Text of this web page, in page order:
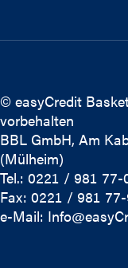
© easyCredit
vorbehalten
BBL GmbH, Am
(Mülheim)
Tel.: 0221 / 981 77-
Fax: 0221 / 981
e-Mail: